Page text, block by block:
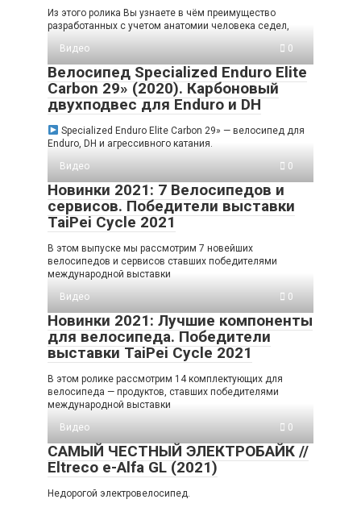
Из этого ролика Вы узнаете в чём преимущество
разработанных с учетом анатомии человека седел,
Видео
0
Велосипед Specialized Enduro Elite
Carbon 29» (2020). Карбоновый
двухподвес для Enduro и DH
Specialized Enduro Elite Carbon 29» — велосипед для
Enduro, DH и агрессивного катания.
Видео
0
Новинки 2021: 7 Велосипедов и
сервисов. Победители выставки
TaiPei Cycle 2021
В этом выпуске мы рассмотрим 7 новейших
велосипедов и сервисов ставших победителями
международной выставки
Видео
0
Новинки 2021: Лучшие компоненты
для велосипеда. Победители
выставки TaiPei Cycle 2021
В этом ролике рассмотрим 14 комплектующих для
велосипеда — продуктов, ставших победителями
международной выставки
Видео
0
САМЫЙ ЧЕСТНЫЙ ЭЛЕКТРОБАЙК //
Eltreco e-Alfa GL (2021)
Недорогой электровелосипед.